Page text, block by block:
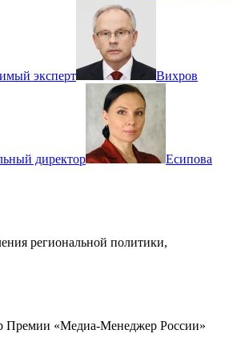
эксперт Вихров
директор Есипова
региональной политики,
Премии «Медиа-Менеджер России»